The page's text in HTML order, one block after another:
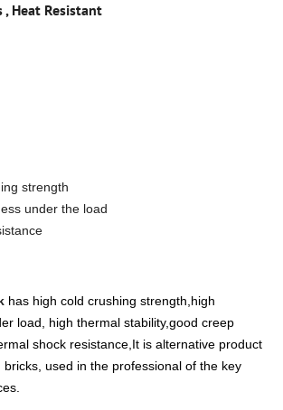
, Heat Resistant
strength
under the load
has high cold crushing strength,high
load, high thermal stability,good creep
shock resistance,It is alternative product
used in the professional of the key